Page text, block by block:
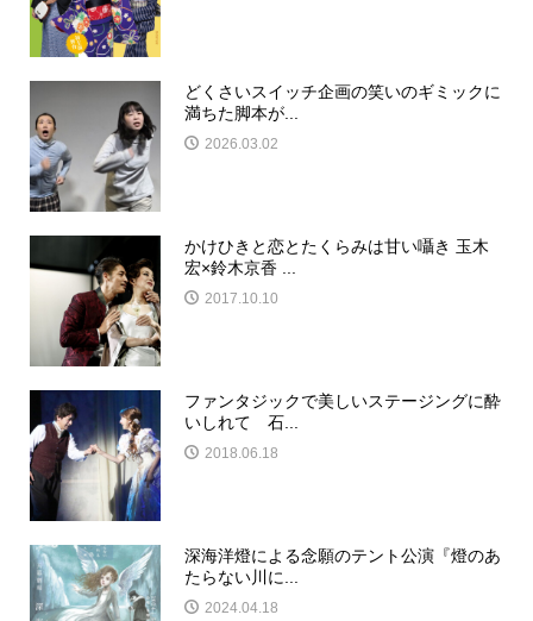
どくさいスイッチ企画の笑いのギミックに
満ちた脚本が...
2026.03.02
かけひきと恋とたくらみは甘い囁き 玉木
宏×鈴木京香 ...
2017.10.10
ファンタジックで美しいステージングに酔
いしれて 石...
2018.06.18
深海洋燈による念願のテント公演『燈のあ
たらない川に...
2024.04.18